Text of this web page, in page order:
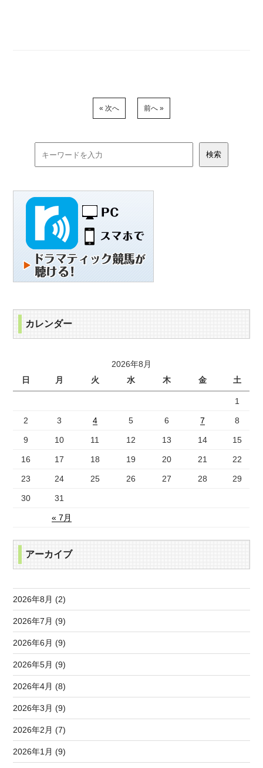
« 次へ 前へ »
カレンダー
2026年8月
日
月 火 水 木 金 土
« 7月
1
2 3 4 5 6 7 8
9 10 11 12 13 14 15
16 17 18 19 20 21 22
23 24 25 26 27 28 29
30 31
アーカイブ
2026年8月 (2)
2026年7月 (9)
2026年6月 (9)
2026年5月 (9)
2026年4月 (8)
2026年3月 (9)
2026年2月 (7)
2026年1月 (9)